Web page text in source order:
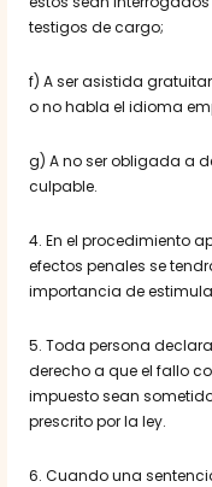
testigos de cargo;
f) A ser asistida
o no habla el idioma
g) A no ser obligada a
culpable.
4. En el procedimiento
efectos penales se
importancia de
5. Toda persona
derecho a que el fallo
impuesto sean
prescrito por la ley.
6. Cuando una